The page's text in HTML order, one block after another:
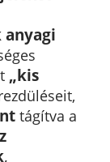
anyagi
„kis
tágítva a
,